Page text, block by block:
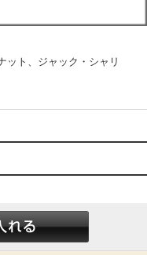
ット、ジャック・シャリ